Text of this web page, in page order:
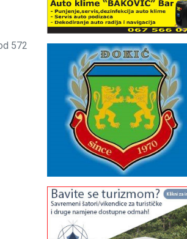
572